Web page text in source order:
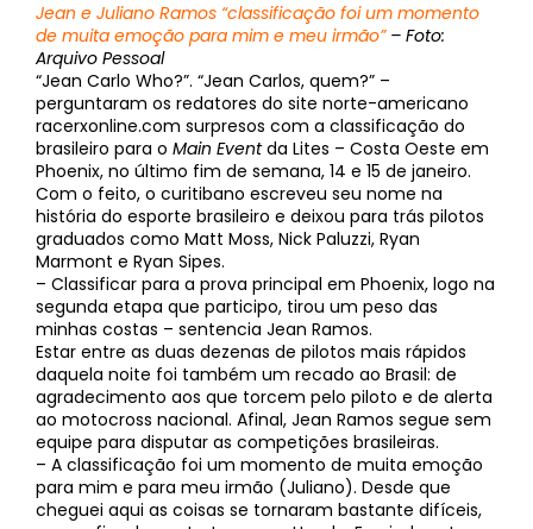
Jean e Juliano Ramos “classificação foi um momento
de muita emoção para mim e meu irmão”– Foto:
Arquivo Pessoal
“Jean Carlo Who?”. “Jean Carlos, quem?” –
perguntaram os redatores do site norte-americano
racerxonline.com surpresos com a classificação do
brasileiro para o Main Eventda Lites – Costa Oeste em
Phoenix, no último fim de semana, 14 e 15 de janeiro.
Com o feito, o curitibano escreveu seu nome na
história do esporte brasileiro e deixou para trás pilotos
graduados como Matt Moss, Nick Paluzzi, Ryan
Marmont e Ryan Sipes.
– Classificar para a prova principal em Phoenix, logo na
segunda etapa que participo, tirou um peso das
minhas costas – sentencia Jean Ramos.
Estar entre as duas dezenas de pilotos mais rápidos
daquela noite foi também um recado ao Brasil: de
agradecimento aos que torcem pelo piloto e de alerta
ao motocross nacional. Afinal, Jean Ramos segue sem
equipe para disputar as competições brasileiras.
– A classificação foi um momento de muita emoção
para mim e para meu irmão (Juliano). Desde que
cheguei aqui as coisas se tornaram bastante difíceis,